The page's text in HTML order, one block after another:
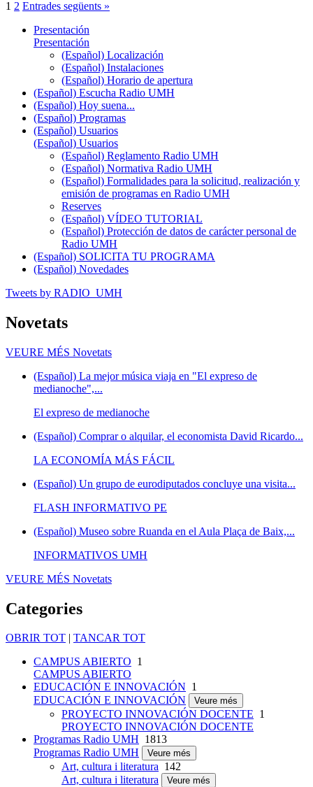
1 2 Entrades següents »
Presentación
Presentación
(Español) Localización
(Español) Instalaciones
(Español) Horario de apertura
(Español) Escucha Radio UMH
(Español) Hoy suena...
(Español) Programas
(Español) Usuarios
(Español) Usuarios
(Español) Reglamento Radio UMH
(Español) Normativa Radio UMH
(Español) Formalidades para la solicitud, realización y
emisión de programas en Radio UMH
Reserves
(Español) VÍDEO TUTORIAL
(Español) Protección de datos de carácter personal de
Radio UMH
(Español) SOLICITA TU PROGRAMA
(Español) Novedades
Tweets by RADIO_UMH
Novetats
VEURE MÉS Novetats
(Español) La mejor música viaja en "El expreso de
medianoche",...
El expreso de medianoche
(Español) Comprar o alquilar, el economista David Ricardo...
LA ECONOMÍA MÁS FÁCIL
(Español) Un grupo de eurodiputados concluye una visita...
FLASH INFORMATIVO PE
(Español) Museo sobre Ruanda en el Aula Plaça de Baix,...
INFORMATIVOS UMH
VEURE MÉS Novetats
Categories
OBRIR TOT | TANCAR TOT
CAMPUS ABIERTO 1
CAMPUS ABIERTO
EDUCACIÓN E INNOVACIÓN 1
EDUCACIÓN E INNOVACIÓN
Veure més
PROYECTO INNOVACIÓN DOCENTE 1
PROYECTO INNOVACIÓN DOCENTE
Programas Radio UMH 1813
Programas Radio UMH
Veure més
Art, cultura i literatura 142
Art, cultura i literatura
Veure més